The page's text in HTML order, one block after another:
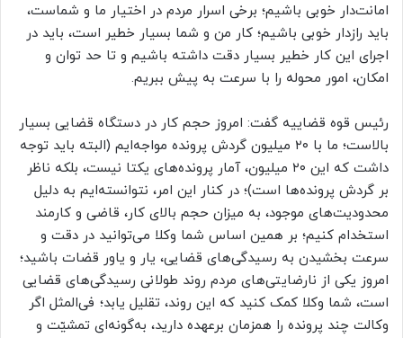
امانت‌دار خوبی باشیم؛ برخی اسرار مردم در اختیار ما و شماست،
باید رازدار خوبی باشیم؛ کار من و شما بسیار خطیر است، باید در
اجرای این کار خطیر بسیار دقت داشته باشیم و تا حد توان و
امکان، امور محوله را با سرعت به پیش ببریم.
رئیس قوه قضاییه گفت: امروز حجم کار در دستگاه قضایی بسیار
بالاست؛ ما با ۲۰ میلیون گردش پرونده مواجه‌ایم (البته باید توجه
داشت که این ۲۰ میلیون، آمار پرونده‌های یکتا نیست، بلکه ناظر
بر گردش پرونده‌ها است)؛ در کنار این امر، نتوانسته‌ایم به دلیل
محدودیت‌های موجود، به میزان حجم بالای کار، قاضی و کارمند
استخدام کنیم؛ بر همین اساس شما وکلا می‌توانید در دقت و
سرعت بخشیدن به رسیدگی‌های قضایی، یار و یاور قضات باشید؛
امروز یکی از نارضایتی‌های مردم روند طولانی رسیدگی‌های قضایی
است، شما وکلا کمک کنید که این روند، تقلیل یابد؛ فی‌المثل اگر
وکالت چند پرونده را همزمان برعهده دارید، به‌گونه‌ای تمشیّت و